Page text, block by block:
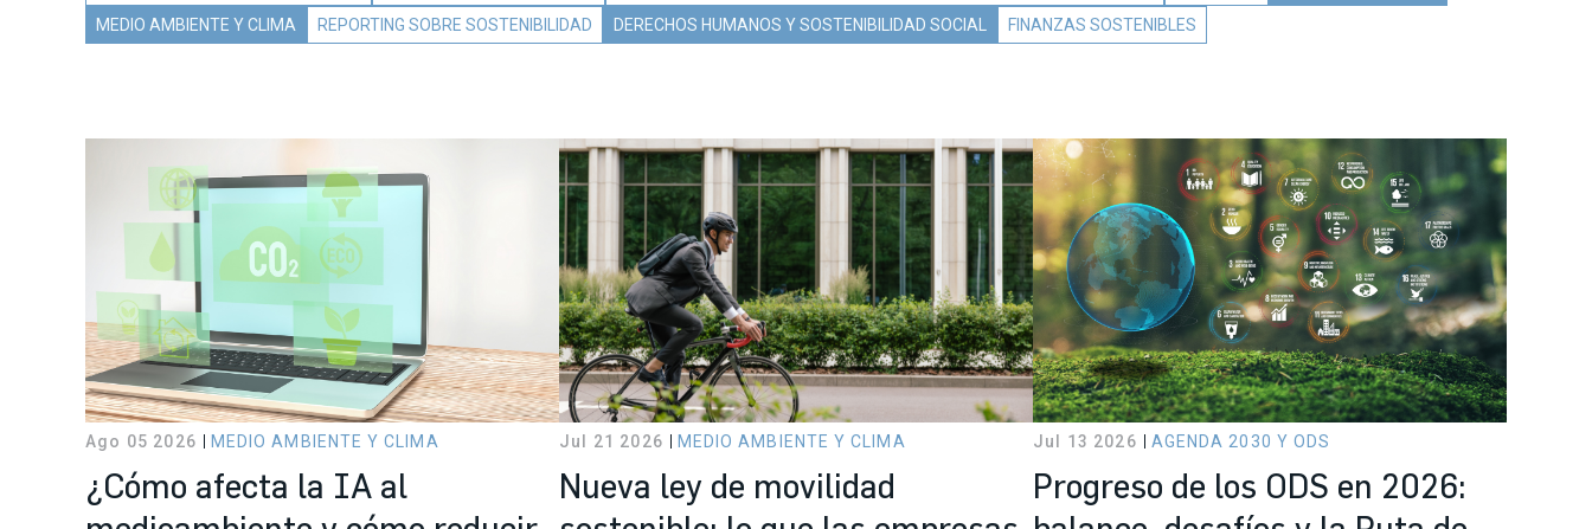
MEDIO AMBIENTE Y CLIMA
REPORTING SOBRE SOSTENIBILIDAD DERECHOS HUMANOS Y SOSTENIBILIDAD SOCIAL FINANZAS SOSTENIBLES
Ago 05 2026 MEDIO AMBIENTE Y CLIMA
¿Cómo afecta la IA al
Jul 21 2026 MEDIO AMBIENTE Y CLIMA
Nueva ley de movilidad
Jul 13 2026 AGENDA 2030 Y ODS
Progreso de los ODS en 2026: